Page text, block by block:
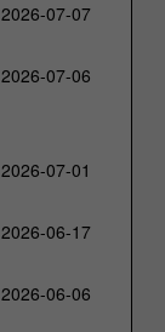
2026-07-07
2026-07-06
2026-07-01
2026-06-17
2026-06-06